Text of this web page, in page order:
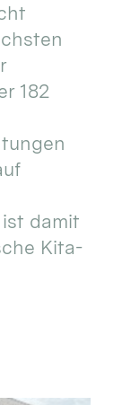
182
damit
Kita-